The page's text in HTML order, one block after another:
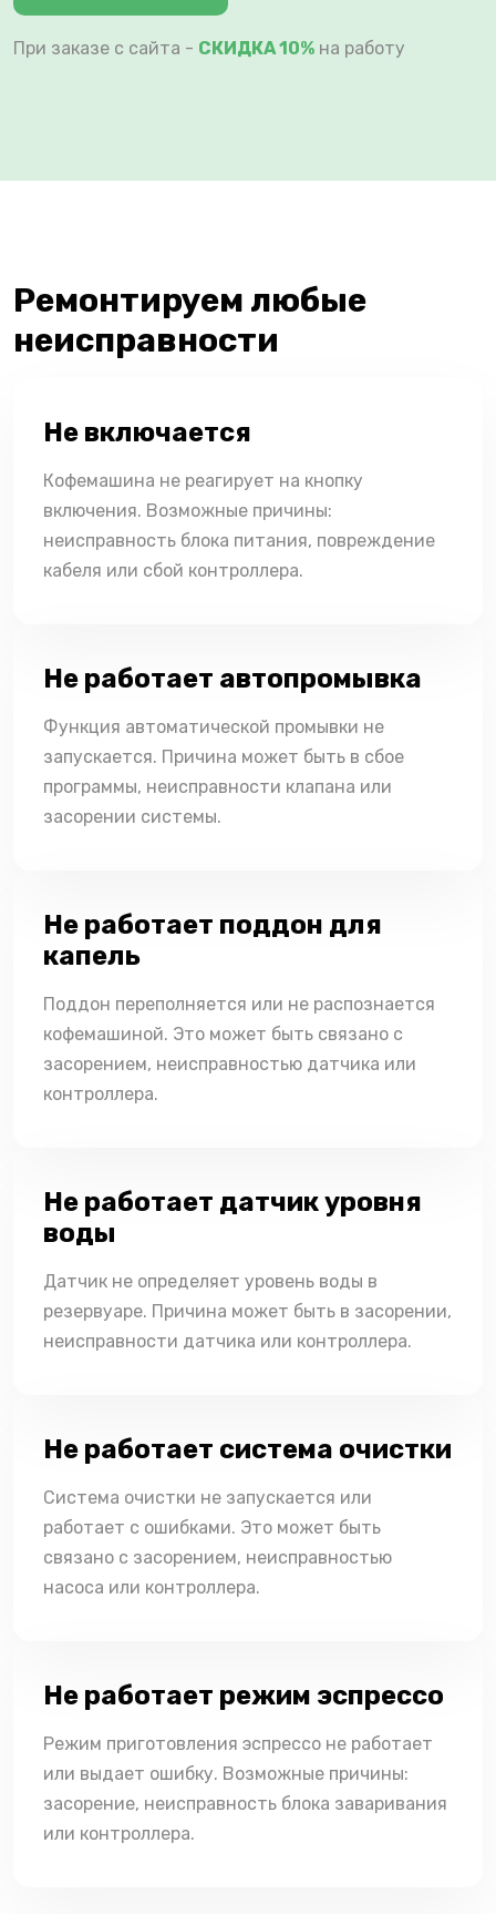
При заказе с сайта - СКИДКА 10% на работу
Ремонтируем любые
неисправности
Не включается
Кофемашина не реагирует на кнопку
включения. Возможные причины:
неисправность блока питания, повреждение
кабеля или сбой контроллера.
Не работает автопромывка
Функция автоматической промывки не
запускается. Причина может быть в сбое
программы, неисправности клапана или
засорении системы.
Не работает поддон для
капель
Поддон переполняется или не распознается
кофемашиной. Это может быть связано с
засорением, неисправностью датчика или
контроллера.
Не работает датчик уровня
воды
Датчик не определяет уровень воды в
резервуаре. Причина может быть в засорении,
неисправности датчика или контроллера.
Не работает система очистки
Система очистки не запускается или
работает с ошибками. Это может быть
связано с засорением, неисправностью
насоса или контроллера.
Не работает режим эспрессо
Режим приготовления эспрессо не работает
или выдает ошибку. Возможные причины:
засорение, неисправность блока заваривания
или контроллера.